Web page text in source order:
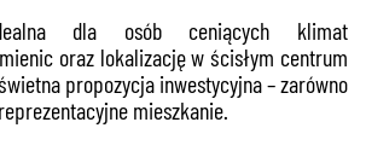
dla osób ceniących klimat
oraz lokalizację w ścisłym centrum
propozycja inwestycyjna – zarówno
mieszkanie.